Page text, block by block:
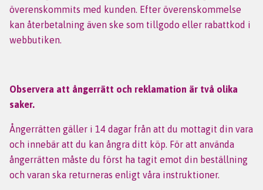
överenskommits med kunden. Efter överenskommelse
kan återbetalning även ske som tillgodo eller rabattkod i
webbutiken.
Observera att ångerrätt och reklamation är två olika
saker.
Ångerrätten gäller i 14 dagar från att du mottagit din vara
och innebär att du kan ångra ditt köp. För att använda
ångerrätten måste du först ha tagit emot din beställning
och varan ska returneras enligt våra instruktioner.